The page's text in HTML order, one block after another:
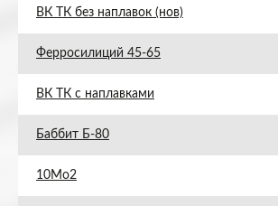
ВК ТК без наплавок (нов)
Ферросилиций 45-65
ВК ТК с наплавками
Баббит Б-80
10Мо2